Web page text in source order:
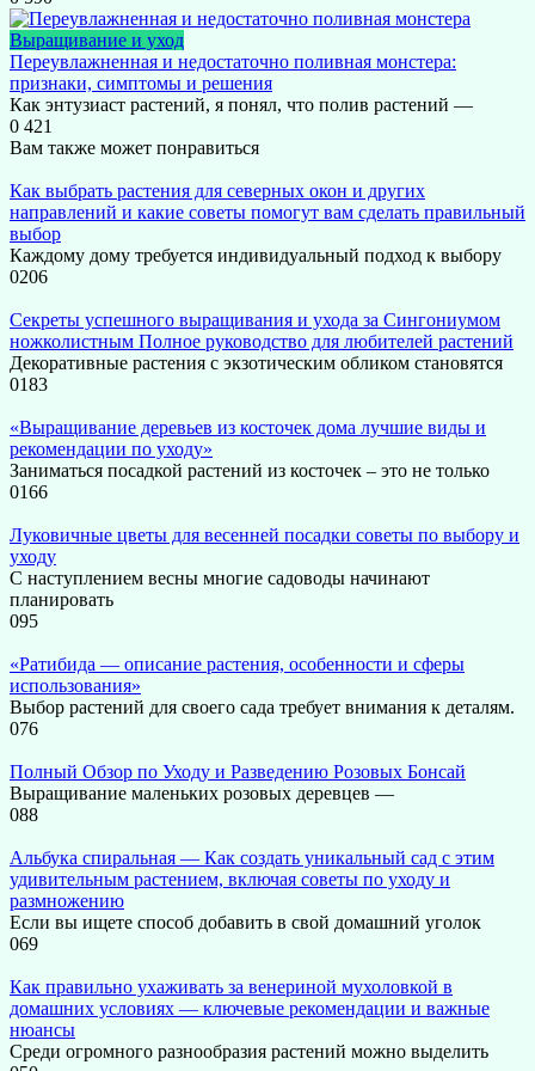
Выращивание и уход
Переувлажненная и недостаточно поливная монстера:
признаки, симптомы и решения
Как энтузиаст растений, я понял, что полив растений —
0 421
Вам также может понравиться
Как выбрать растения для северных окон и других
направлений и какие советы помогут вам сделать правильный
выбор
Каждому дому требуется индивидуальный подход к выбору
0206
Секреты успешного выращивания и ухода за Сингониумом
ножколистным Полное руководство для любителей растений
Декоративные растения с экзотическим обликом становятся
0183
«Выращивание деревьев из косточек дома лучшие виды и
рекомендации по уходу»
Заниматься посадкой растений из косточек – это не только
0166
Луковичные цветы для весенней посадки советы по выбору и
уходу
С наступлением весны многие садоводы начинают
планировать
095
«Ратибида — описание растения, особенности и сферы
использования»
Выбор растений для своего сада требует внимания к деталям.
076
Полный Обзор по Уходу и Разведению Розовых Бонсай
Выращивание маленьких розовых деревцев —
088
Альбука спиральная — Как создать уникальный сад с этим
удивительным растением, включая советы по уходу и
размножению
Если вы ищете способ добавить в свой домашний уголок
069
Как правильно ухаживать за венериной мухоловкой в
домашних условиях — ключевые рекомендации и важные
нюансы
Среди огромного разнообразия растений можно выделить